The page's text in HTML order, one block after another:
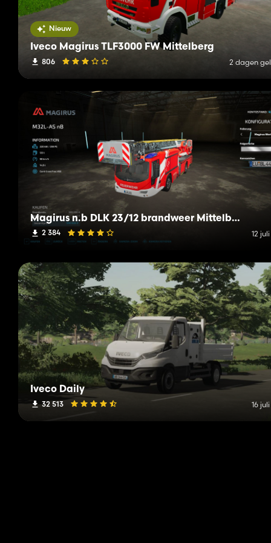
Nieuw
Iveco Magirus TLF3000 FW Mittelberg
806 2 dagen
Magirus n.b DLK 23/12 brandweer Mittelberg
2 384 12
Iveco Daily
32 513 16